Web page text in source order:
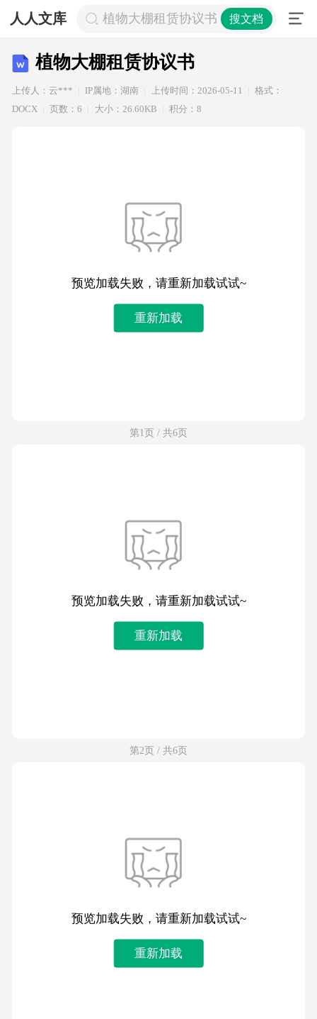
人人文库 植物大棚租赁协议书 搜文档
植物大棚租赁协议书
上传人：云*** IP属地：湖南 上传时间：2026-05-11
格式：
DOCX
页数：6 大小：26.60KB 积分：8
预览加载失败，请重新加载试试~
重新加载
第1页 / 共6页
预览加载失败，请重新加载试试~
重新加载
第2页 / 共6页
预览加载失败，请重新加载试试~
重新加载